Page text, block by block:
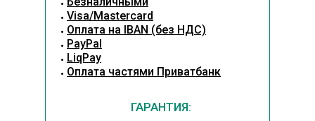
Visa/Mastercard
Оплата на IBAN (без НДС)
PayPal
LiqPay
Оплата частями Приватбанк
ГАРАНТИЯ: